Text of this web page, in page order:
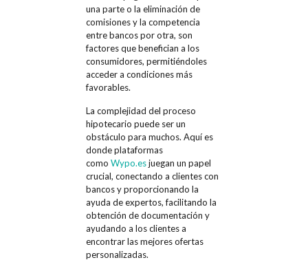
una parte o la eliminación de
comisiones y la competencia
entre bancos por otra, son
factores que benefician a los
consumidores, permitiéndoles
acceder a condiciones más
favorables.
La complejidad del proceso
hipotecario puede ser un
obstáculo para muchos. Aquí es
donde plataformas
como Wypo.esjuegan un papel
crucial, conectando a clientes con
bancos y proporcionando la
ayuda de expertos, facilitando la
obtención de documentación y
ayudando a los clientes a
encontrar las mejores ofertas
personalizadas.